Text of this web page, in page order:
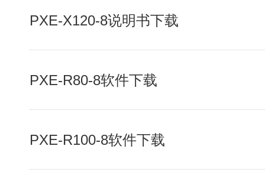
PXE-X120-8说明书下载
PXE-R80-8软件下载
PXE-R100-8软件下载